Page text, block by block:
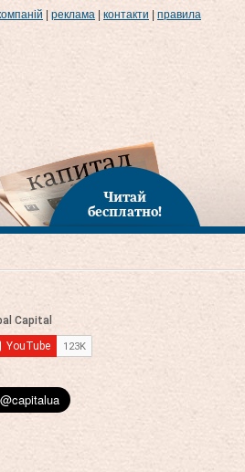
реклама контакти правила
Читай
бесплатно!